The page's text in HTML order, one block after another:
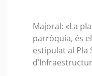
Majoral: «La
parròquia, és
estipulat al Pla